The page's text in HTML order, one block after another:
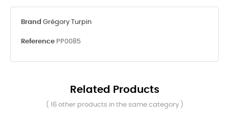
Brand Grégory Turpin
Reference PP0085
Related Products
( 16 other products in the same category )